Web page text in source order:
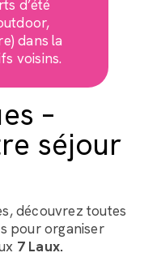
d’été
dans la
voisins.
–
séjour
découvrez toutes
pour organiser
7 Laux.